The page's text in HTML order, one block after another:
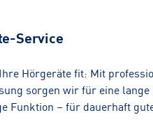
Service
Hörgeräte fit: Mit
sorgen wir für eine
Funktion – für dauerhaft